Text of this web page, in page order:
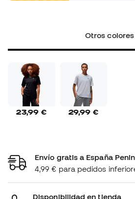
Otros colores
23,99 € 29,99 €
Envío gratis a España
4,99 € para pedidos
Disponibilidad en tienda